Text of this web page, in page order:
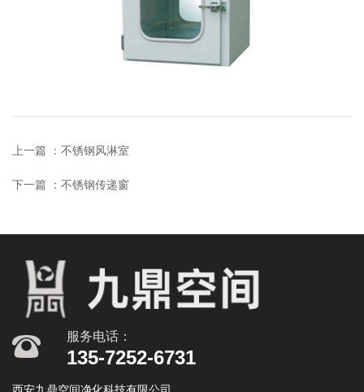
上一篇 ： 不锈钢风淋室
下一篇 ： 不锈钢传递窗
服务电话：
135-7252-6731
西安九鼎空间净化科技有限公司